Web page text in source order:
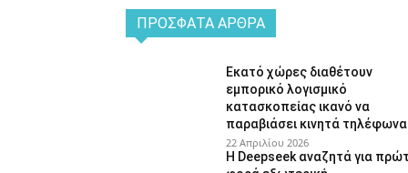
ΠΡΌΣΦΑΤΑ ΆΡΘΡΑ
Εκατό χώρες διαθέτουν
εμπορικό λογισμικό
κατασκοπείας ικανό να
παραβιάσει κινητά τηλέφωνα
22 Απριλίου 2026
Η Deepseek αναζητά για